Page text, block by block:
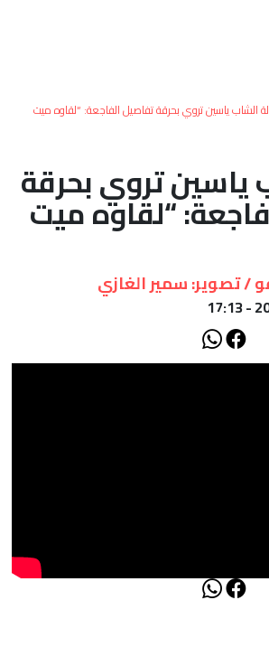
العالم
الصحراء
الشاب ياسين تروي بحرقة تفاصيل الفاجعة: “لقاوه ميت
ياسين تروي بحرقة
“لقاوه ميت
/ تصوير: سمير الغازي